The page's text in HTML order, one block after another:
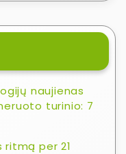
naujienas
turinio: 7
per 21